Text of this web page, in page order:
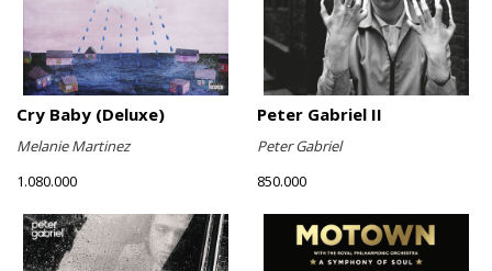
Cry Baby (Deluxe)
Melanie Martinez
1.080.000
Peter Gabriel II
Peter Gabriel
850.000